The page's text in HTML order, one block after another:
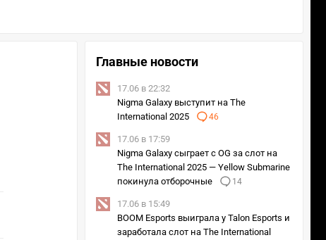
Главные новости
17.06 в 22:32
Nigma Galaxy выступит на The
International 2025
46
17.06 в 17:59
Nigma Galaxy сыграет с OG за слот на
The International 2025 — Yellow Submarine
покинула отборочные
14
17.06 в 15:49
BOOM Esports выиграла у Talon Esports и
заработала слот на The International